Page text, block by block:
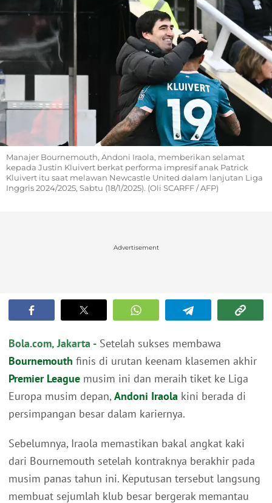
Manajer Bournemouth, Andoni Iraola, memberikan selamat
kepada Justin Kluivert berkat performa impresif anak Patrick
Kluivert itu saat melawan Newcastle United dalam lanjutan Liga
Inggris 2024/2025, Sabtu (18/1/2025). (Oli SCARFF / AFP)
Advertisement
Bola.com, Jakarta - Setelah sukses membawa
Bournemouth finis di urutan keenam klasemen akhir
Premier League musim ini dan meraih tiket ke Liga
Europa musim depan, Andoni Iraola kini berada di
persimpangan besar dalam kariernya.
Sebelumnya, Iraola memastikan bakal angkat kaki
dari Bournemouth setelah kontraknya berakhir pada
musim panas tahun ini. Keputusan tersebut langsung
membuat sejumlah klub besar bergerak memantau